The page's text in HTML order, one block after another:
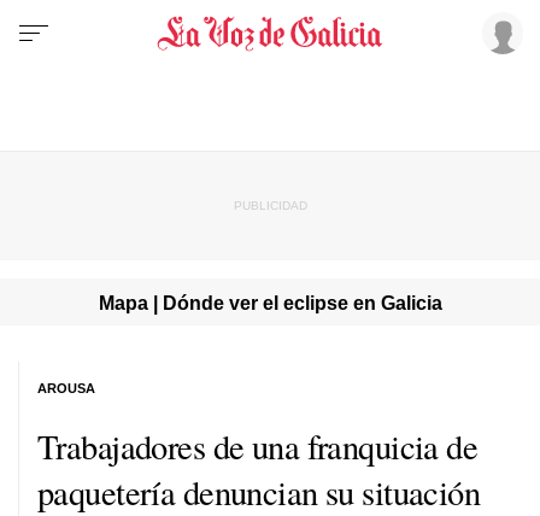
Mapa | Dónde ver el eclipse en Galicia
Trabajadores de una franquicia de
paquetería denuncian su situación
AROUSA